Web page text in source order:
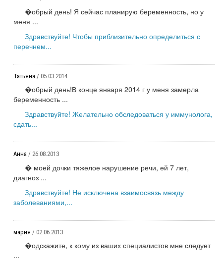
�обрый день! Я сейчас планирую беременность, но у
меня ...
Здравствуйте! Чтобы приблизительно определиться с
перечнем...
Татьяна / 05.03.2014
�обрый день!В конце января 2014 г у меня замерла
беременность ...
Здравствуйте! Желательно обследоваться у иммунолога,
сдать...
Анна / 26.08.2013
� моей дочки тяжелое нарушение речи, ей 7 лет,
диагноз ...
Здравствуйте! Не исключена взаимосвязь между
заболеваниями,...
мария / 02.06.2013
�одскажите, к кому из ваших специалистов мне следует
...